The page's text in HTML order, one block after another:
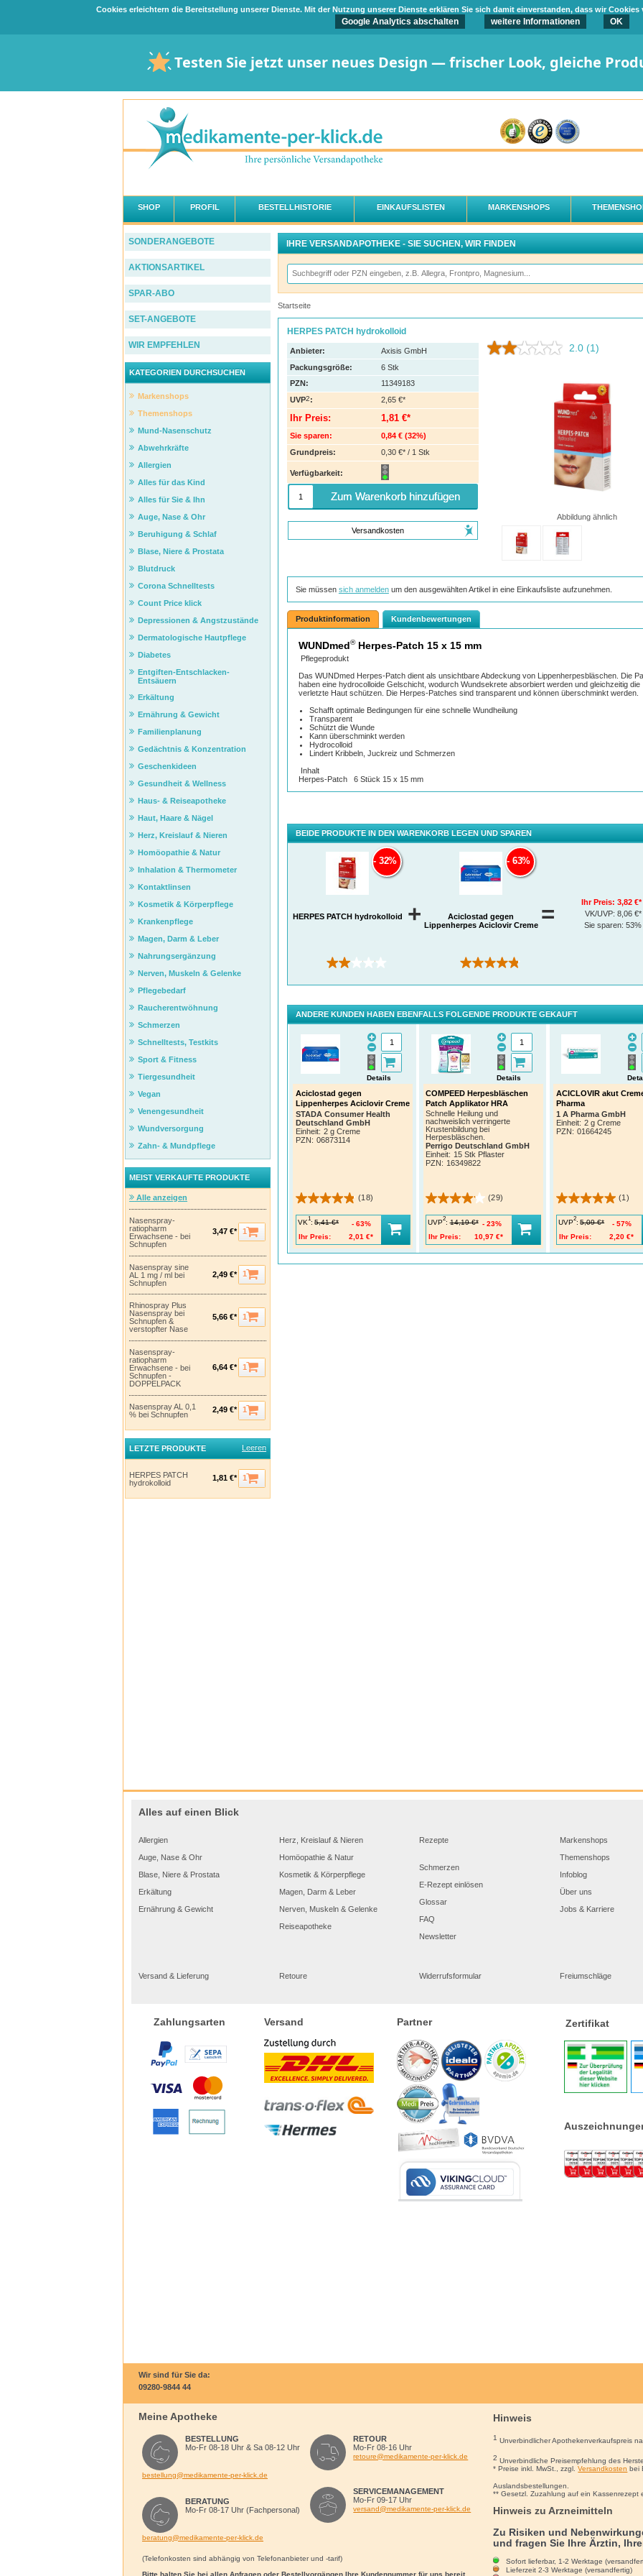
Cookies erleichtern die Bereitstellung unserer Dienste. Mit der Nutzung unserer Dienste erklären Sie sich damit einverstanden, dass wir
Google Analytics abschalten weitere Informationen OK
Testen Sie jetzt unser neues Design — frischer Look, gleiche
SHOP PROFIL BESTELLHISTORIE EINKAUFSLISTEN MARKENSHOPS
IHRE VERSANDAPOTHEKE - SIE SUCHEN, WIR FINDEN
Startseite
HERPES PATCH hydrokolloid
2.0 (1)
Abbildung ähnlich
Anbieter:
Axisis GmbH
Packungsgröße:
6 Stk
PZN :
11349183
UVP2: 2,65 €*
Ihr Preis: 1,81 €*
Sie sparen: 0,84 € (32%)
Grundpreis:
0,30 €* / 1 Stk
Verfügbarkeit:
Zum Warenkorb hinzufügen
Versandkosten
Sie müssen sich anmeldenum den ausgewählten Artikel in eine Einkaufsliste aufzunehmen.
Produktinformation Kundenbewertungen
WUNDmed®Herpes-Patch 15 x 15 mm
Pflegeprodukt
Das WUNDmed Herpes-Patch dient als unsichtbare Abdeckung von Lippenherpesbläschen. Die
haben eine hydrocolloide Gelschicht, wodurch Wundsekrete absorbiert werden und gleichzeitig die
verletzte Haut schützen. Die Herpes-Patches sind transparent und können überschminkt werden.
Schafft optimale Bedingungen für eine schnelle Wundheilung
Transparent
Schützt die Wunde
Kann überschminkt werden
Hydrocolloid
Lindert Kribbeln, Juckreiz und Schmerzen
Inhalt
Herpes-Patch 6 Stück 15 x 15 mm
BEIDE PRODUKTE IN DEN WARENKORB LEGEN UND SPAREN
HERPES PATCH hydrokolloid
(1)
32%
+
Aciclostad gegen
Lippenherpes Aciclovir Creme
(18)
63%
= Ihr Preis:3,82 €*
VK/UVP:8,06 €*
Sie sparen:53%
ANDERE KUNDEN HABEN EBENFALLS FOLGENDE PRODUKTE GEKAUFT
Aciclostad gegen
Lippenherpes Aciclovir Creme
STADA Consumer Health
Deutschland GmbH
Einheit: 2 g Creme
PZN: 06873114
Details
(18)
VK
1
: 5,41 €*
Ihr Preis:
2,01 €*
63%
COMPEED Herpesbläschen
Patch Applikator HRA
Schnelle Heilung und
nachweislich verringerte
Krustenbildung bei
Herpesbläschen.
Perrigo Deutschland GmbH
Einheit: 15 Stk Pflaster
PZN: 16349822
Details
(29)
UVP
2
: 14,19 €*
Ihr Preis:
10,97 €*
23%
ACICLOVIR akut
Pharma
1 A Pharma GmbH
Einheit: 2 g Creme
PZN: 01664245
(1)
UVP
2
: 5,09 €*
Ihr Preis:
2,20 €*
57%
SONDERANGEBOTE
AKTIONSARTIKEL
SPAR-ABO
SET-ANGEBOTE
WIR EMPFEHLEN
KATEGORIEN DURCHSUCHEN
Markenshops
Themenshops
Mund-Nasenschutz
Abwehrkräfte
Allergien
Alles für das Kind
Alles für Sie & Ihn
Auge, Nase & Ohr
Beruhigung & Schlaf
Blase, Niere & Prostata
Blutdruck
Corona Schnelltests
Count Price klick
Depressionen & Angstzustände
Dermatologische Hautpflege
Diabetes
Entgiften-Entschlacken-
Entsäuern
Erkältung
Ernährung & Gewicht
Familienplanung
Gedächtnis & Konzentration
Geschenkideen
Gesundheit & Wellness
Haus- & Reiseapotheke
Haut, Haare & Nägel
Herz, Kreislauf & Nieren
Homöopathie & Natur
Inhalation & Thermometer
Kontaktlinsen
Kosmetik & Körperpflege
Krankenpflege
Magen, Darm & Leber
Nahrungsergänzung
Nerven, Muskeln & Gelenke
Pflegebedarf
Raucherentwöhnung
Schmerzen
Schnelltests, Testkits
Sport & Fitness
Tiergesundheit
Vegan
Venengesundheit
Wundversorgung
Zahn- & Mundpflege
MEIST VERKAUFTE PRODUKTE
Alle anzeigen
Nasenspray-
ratiopharm
Erwachsene - bei
Schnupfen
3,47 €* 1
Nasenspray sine
AL 1 mg / ml bei
Schnupfen
2,49 €* 1
Rhinospray Plus
Nasenspray bei
Schnupfen &
verstopfter Nase
5,66 €* 1
Nasenspray-
ratiopharm
Erwachsene - bei
Schnupfen -
DOPPELPACK
6,64 €* 1
Nasenspray AL 0,1
% bei Schnupfen
2,49 €* 1
LETZTE PRODUKTE Leeren
HERPES PATCH
hydrokolloid
1,81 €* 1
Alles auf einen Blick
Allergien
Auge, Nase & Ohr
Blase, Niere & Prostata
Erkältung
Ernährung & Gewicht
Herz, Kreislauf & Nieren
Homöopathie & Natur
Kosmetik & Körperpflege
Magen, Darm & Leber
Nerven, Muskeln & Gelenke
Reiseapotheke
Rezepte
Schmerzen
E-Rezept einlösen
Glossar
FAQ
Newsletter
Markenshops
Themenshops
Infoblog
Über uns
Jobs & Karriere
Versand & Lieferung Retoure Widerrufsformular Freiumschläge
Zahlungsarten Versand Partner Zertifikat
Wir sind für Sie da:
09280-9844 44
Meine Apotheke
BESTELLUNG
Mo-Fr 08-18 Uhr & Sa 08-12 Uhr
bestellung@medikamente-per-klick.de
BERATUNG
Mo-Fr 08-17 Uhr (Fachpersonal)
beratung@medikamente-per-klick.de
RETOUR
Mo-Fr 08-16 Uhr
retoure@medikamente-per-klick.de
SERVICEMANAGEMENT
Mo-Fr 09-17 Uhr
versand@medikamente-per-klick.de
(Telefonkosten sind abhängig von Telefonanbieter und -tarif)
Bitte halten Sie bei allen Anfragen oder Bestellvorgängen Ihre Kundennummer für uns bereit.
Hinweis
1 Unverbindlicher Apothekenverkaufspreis
2 Unverbindliche Preisempfehlung des
* Preise inkl. MwSt., zzgl.Versandkosten bei
Auslandsbestellungen.
** Gesetzl. Zuzahlung auf ein Kassenrezept
Hinweis zu Arzneimitteln
Zu Risiken und
und fragen Sie Ihre Ärztin,
Sofort lieferbar, 1-2 Werktage
Lieferzeit 2-3 Werktage (versandfertig)